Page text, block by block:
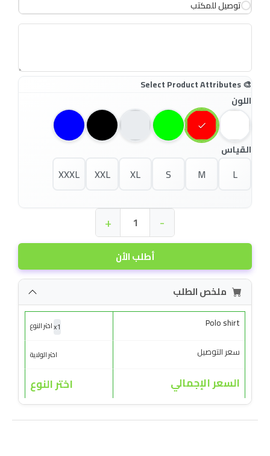
توصيل للمكتب
اللون
القياس
L
M
S
XL
XXL
XXXL
أطلب الأن
-
+
ملخص الطلب
Polo shirt
x1 اختر النوع
سعر التوصيل اختر الولاية
السعر الإجمالي اختر النوع